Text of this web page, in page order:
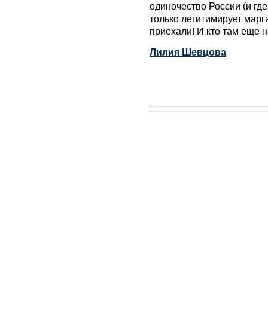
одиночество России (и
только легитимирует
приехали! И кто там еще
Лилия Шевцова